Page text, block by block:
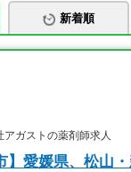
新着順
ガストの薬剤師求人
】愛媛県、松山